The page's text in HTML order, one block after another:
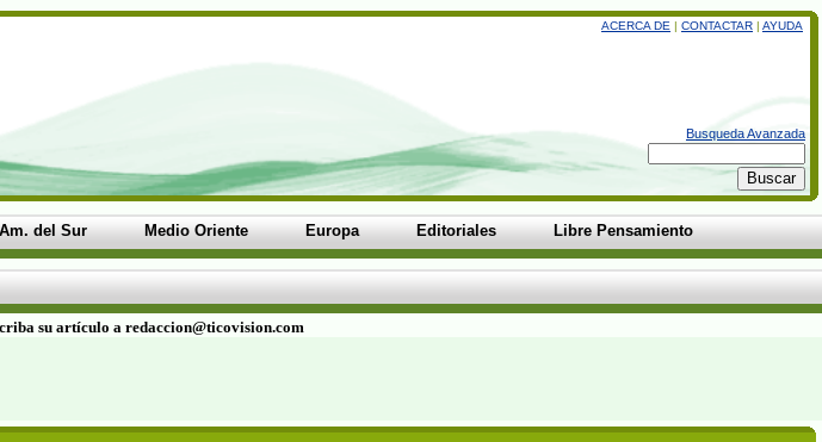
ACERCA DE | CONTACTAR | AYUDA
Busqueda Avanzada
Am. del Sur Medio Oriente Europa Editoriales Libre Pensamiento
su artículo a redaccion@ticovision.com